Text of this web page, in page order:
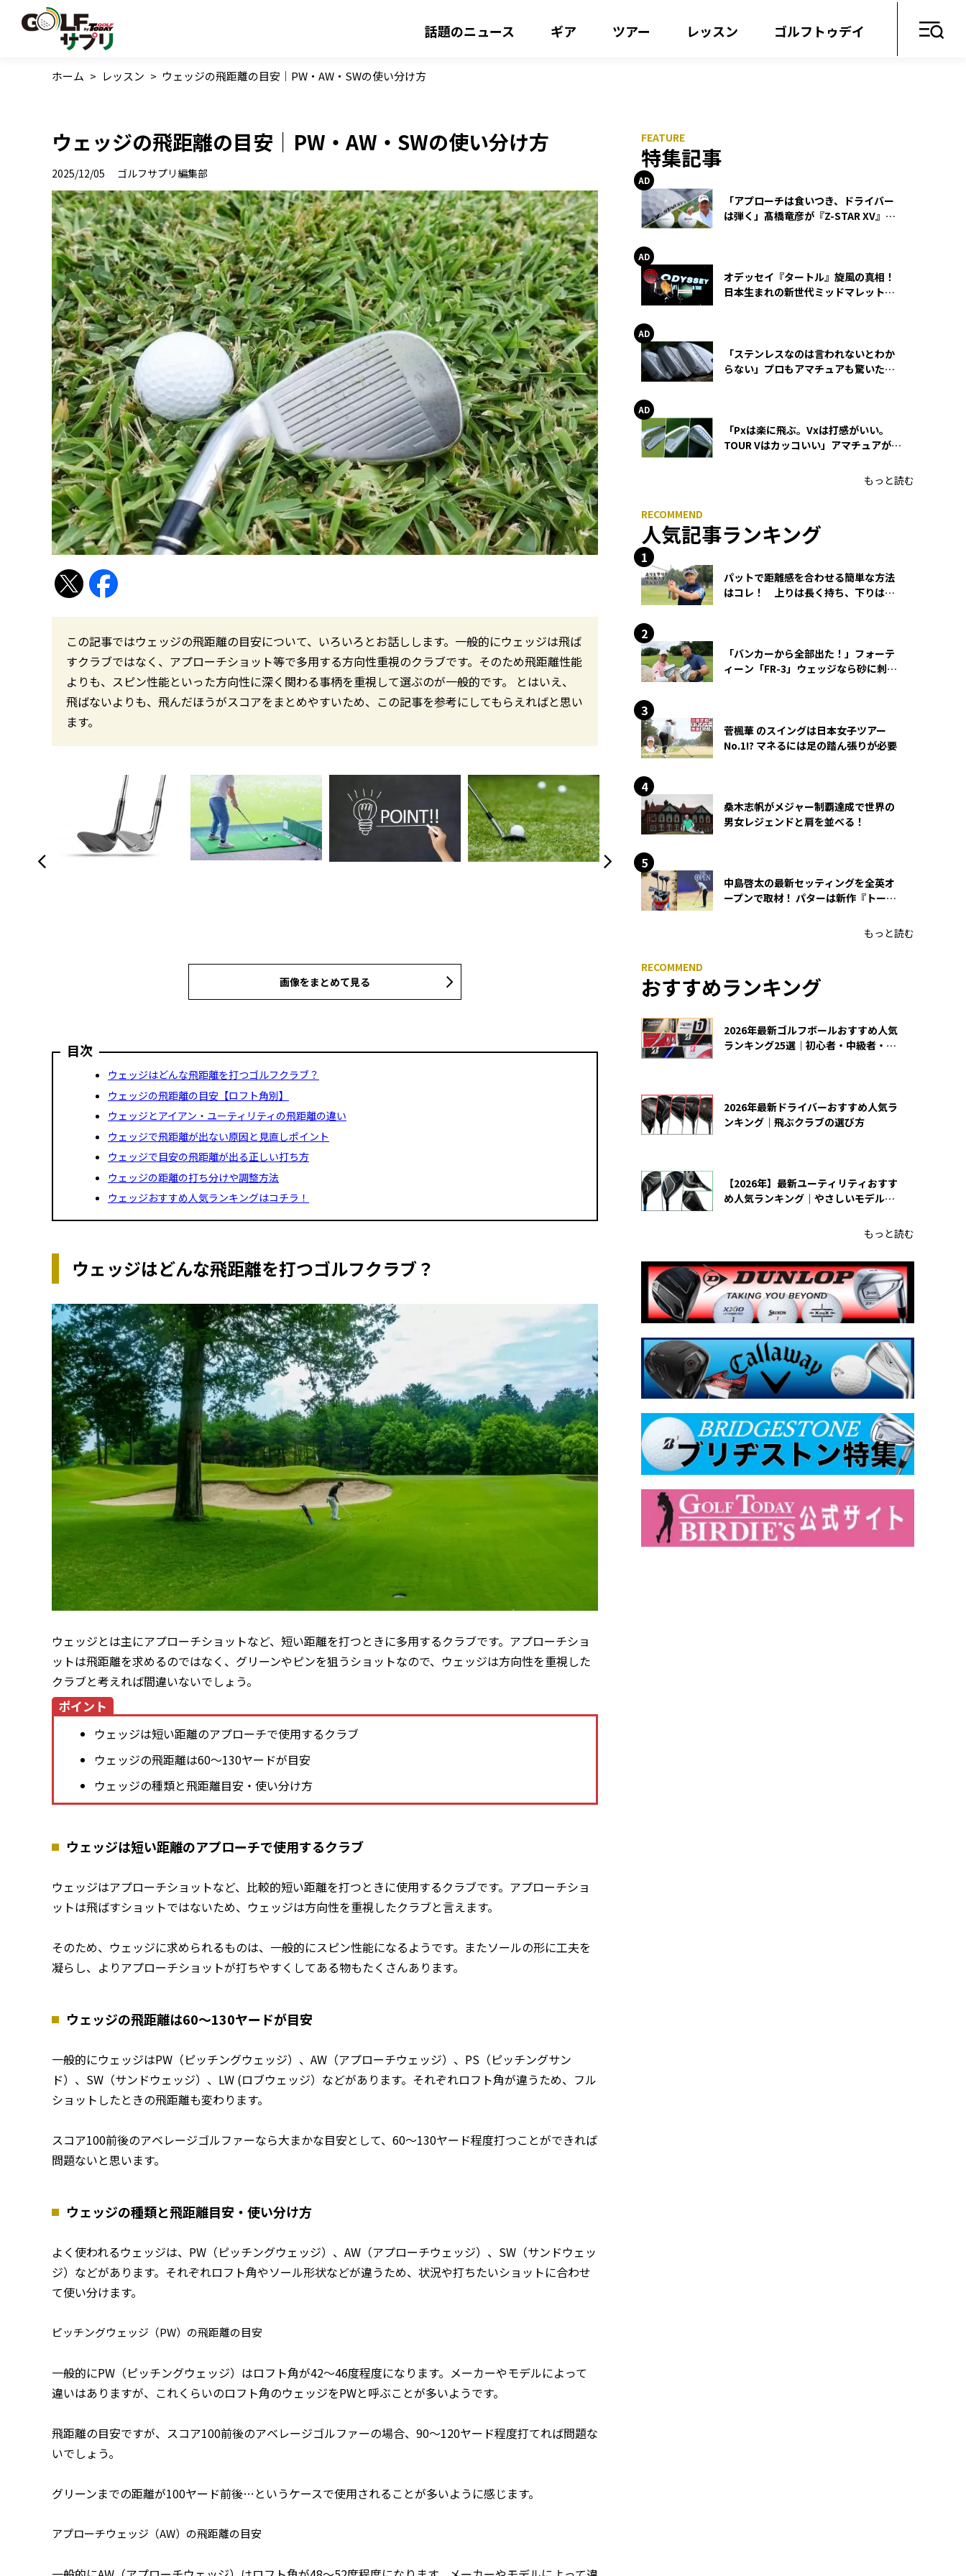
話題のニュース ギア ツアー レッスン ゴルフトゥデイ
ホーム > レッスン > ウェッジの飛距離の目安｜PW・AW・SWの使い分け方
ウェッジの飛距離の目安｜PW・AW・SWの使い分け方
2025/12/05 ゴルフサプリ編集部
この記事ではウェッジの飛距離の目安について、いろいろとお話しします。一般的にウェッジは飛ば
すクラブではなく、アプローチショット等で多用する方向性重視のクラブです。そのため飛距離性能
よりも、スピン性能といった方向性に深く関わる事柄を重視して選ぶのが一般的です。 とはいえ、
飛ばないよりも、飛んだほうがスコアをまとめやすいため、この記事を参考にしてもらえればと思い
ます。
画像をまとめて見る
目次
ウェッジはどんな飛距離を打つゴルフクラブ？
ウェッジの飛距離の目安【ロフト角別】
ウェッジとアイアン・ユーティリティの飛距離の違い
ウェッジで飛距離が出ない原因と見直しポイント
ウェッジで目安の飛距離が出る正しい打ち方
ウェッジの距離の打ち分けや調整方法
ウェッジおすすめ人気ランキングはコチラ！
ウェッジはどんな飛距離を打つゴルフクラブ？
ウェッジとは主にアプローチショットなど、短い距離を打つときに多用するクラブです。アプローチショ
ットは飛距離を求めるのではなく、グリーンやピンを狙うショットなので、ウェッジは方向性を重視した
クラブと考えれば間違いないでしょう。
ポイント
ウェッジは短い距離のアプローチで使用するクラブ
ウェッジの飛距離は60～130ヤードが目安
ウェッジの種類と飛距離目安・使い分け方
ウェッジは短い距離のアプローチで使用するクラブ
ウェッジはアプローチショットなど、比較的短い距離を打つときに使用するクラブです。アプローチショ
ットは飛ばすショットではないため、ウェッジは方向性を重視したクラブと言えます。
そのため、ウェッジに求められるものは、一般的にスピン性能になるようです。またソールの形に工夫を
凝らし、よりアプローチショットが打ちやすくしてある物もたくさんあります。
ウェッジの飛距離は60～130ヤードが目安
一般的にウェッジはPW（ピッチングウェッジ）、AW（アプローチウェッジ）、PS（ピッチングサン
ド）、SW（サンドウェッジ）、LW (ロブウェッジ）などがあります。それぞれロフト角が違うため、フル
ショットしたときの飛距離も変わります。
スコア100前後のアベレージゴルファーなら大まかな目安として、60～130ヤード程度打つことができれば
問題ないと思います。
ウェッジの種類と飛距離目安・使い分け方
よく使われるウェッジは、PW（ピッチングウェッジ）、AW（アプローチウェッジ）、SW（サンドウェッ
ジ）などがあります。それぞれロフト角やソール形状などが違うため、状況や打ちたいショットに合わせ
て使い分けます。
ピッチングウェッジ（PW）の飛距離の目安
一般的にPW（ピッチングウェッジ）はロフト角が42～46度程度になります。メーカーやモデルによって
違いはありますが、これくらいのロフト角のウェッジをPWと呼ぶことが多いようです。
飛距離の目安ですが、スコア100前後のアベレージゴルファーの場合、90～120ヤード程度打てれば問題な
いでしょう。
グリーンまでの距離が100ヤード前後…というケースで使用されることが多いように感じます。
アプローチウェッジ（AW）の飛距離の目安
特集記事
「アプローチは食いつき、ドライバー
は弾く」髙橋竜彦が『Z-STAR XV』を
オデッセイ『タートル』旋風の真相！
日本生まれの新世代ミッドマレットが
「ステンレスなのは言われないとわか
らない」プロもアマチュアも驚いた
「Pxは楽に飛ぶ。Vxは打感がいい。
TOUR Vはカッコいい」アマチュアが選
もっと読む
人気記事ランキング
パットで距離感を合わせる簡単な方法
はコレ！ 上りは長く持ち、下りは短
「バンカーから全部出た！」フォーテ
ィーン「FR-3」ウェッジなら砂に刺さ
菅楓華 のスイングは日本女子ツアー
No.1!? マネるには足の踏ん張りが必要
桑木志帆がメジャー制覇達成で世界の
男女レジェンドと肩を並べる！
中島啓太の最新セッティングを全英オ
ープンで取材！ パターは新作『トーチ
もっと読む
おすすめランキング
2026年最新ゴルフボールおすすめ人気
ランキング25選｜初心者・中級者・上
2026年最新ドライバーおすすめ人気ラ
ンキング｜飛ぶクラブの選び方
【2026年】最新ユーティリティおすす
め人気ランキング｜やさしいモデルの
もっと読む